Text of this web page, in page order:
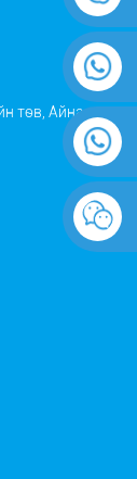
төв, Айнан зам